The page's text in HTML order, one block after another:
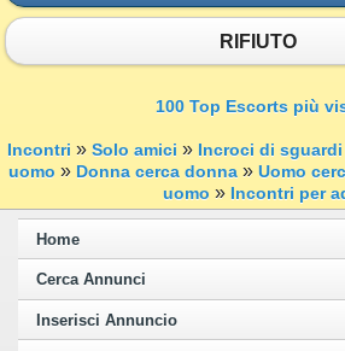
RIFIUTO
100 Top Escorts più
Incontri » Solo amici » Incroci di sguardi
uomo » Donna cerca donna » Uomo
uomo » Incontri per
Home
Cerca Annunci
Inserisci Annuncio